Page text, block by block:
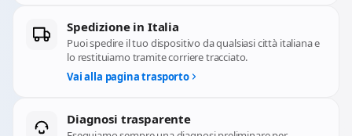
Spedizione in Italia
Puoi spedire il tuo dispositivo da qualsiasi città italiana e
lo restituiamo tramite corriere tracciato.
Vai alla pagina trasporto
Diagnosi trasparente